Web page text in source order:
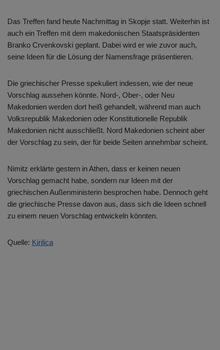
Das Treffen fand heute Nachmittag in Skopje statt. Weiterhin ist
auch ein Treffen mit dem makedonischen Staatspräsidenten
Branko Crvenkovski geplant. Dabei wird er wie zuvor auch,
seine Ideen für die Lösung der Namensfrage präsentieren.
Die griechischer Presse spekuliert indessen, wie der neue
Vorschlag aussehen könnte. Nord-, Ober-, oder Neu
Makedonien werden dort heiß gehandelt, während man auch
Volksrepublik Makedonien oder Konstitutionelle Republik
Makedonien nicht ausschließt. Nord Makedonien scheint aber
der Vorschlag zu sein, der für beide Seiten annehmbar scheint.
Nimitz erklärte gestern in Athen, dass er keinen neuen
Vorschlag gemacht habe, sondern nur Ideen mit der
griechischen Außenministerin besprochen habe. Dennoch geht
die griechische Presse davon aus, dass sich die Ideen schnell
zu einem neuen Vorschlag entwickeln könnten.
Quelle: Kirilica